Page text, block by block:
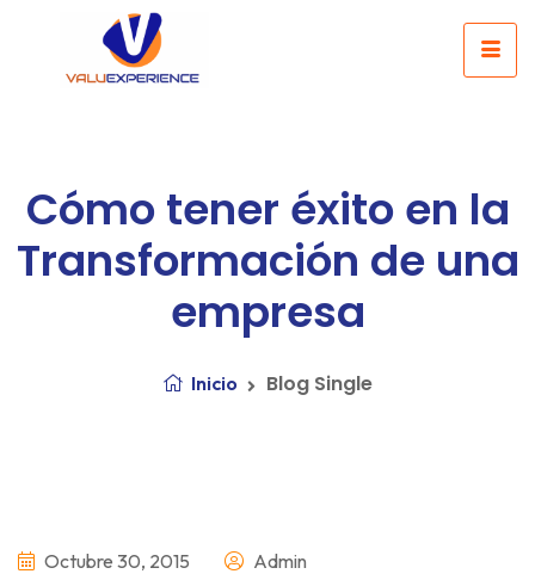
Cómo tener éxito en la
Transformación de una
empresa
Inicio Blog Single
Octubre 30, 2015 Admin